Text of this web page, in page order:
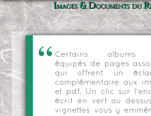
Images & Documents du
Certains albums
équipés de pages
qui offrent un
complémentaire aux
et pdf. Un clic sur
écrit en vert au
vignettes vous y